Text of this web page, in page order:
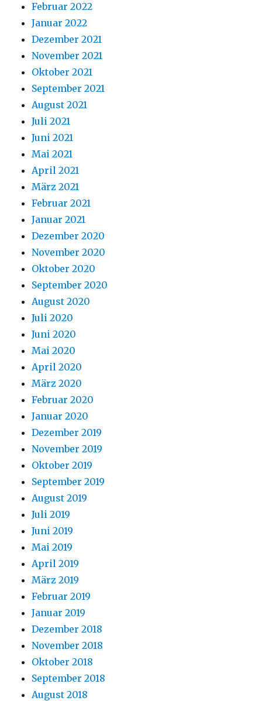
Februar 2022
Januar 2022
Dezember 2021
November 2021
Oktober 2021
September 2021
August 2021
Juli 2021
Juni 2021
Mai 2021
April 2021
März 2021
Februar 2021
Januar 2021
Dezember 2020
November 2020
Oktober 2020
September 2020
August 2020
Juli 2020
Juni 2020
Mai 2020
April 2020
März 2020
Februar 2020
Januar 2020
Dezember 2019
November 2019
Oktober 2019
September 2019
August 2019
Juli 2019
Juni 2019
Mai 2019
April 2019
März 2019
Februar 2019
Januar 2019
Dezember 2018
November 2018
Oktober 2018
September 2018
August 2018